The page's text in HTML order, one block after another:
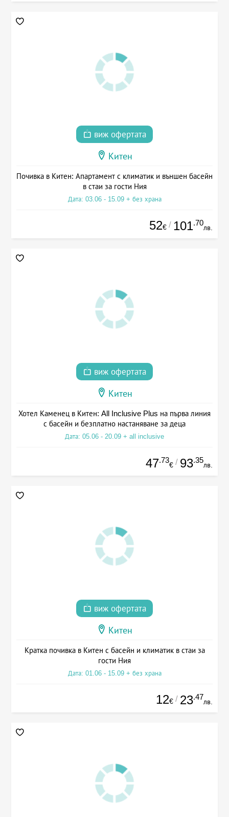
виж офертата
Китен
Почивка в Китен: Апартамент с климатик и външен басейн
в стаи за гости Ния
Дата: 03.06 - 15.09 + без храна
52€ / 101.70
лв.
виж офертата
Китен
Хотел Каменец в Китен: All Inclusive Plus на първа линия
с басейн и безплатно настаняване за деца
Дата: 05.06 - 20.09 + all inclusive
47.73
€ / 93.35
лв.
виж офертата
Китен
Кратка почивка в Китен с басейн и климатик в стаи за
гости Ния
Дата: 01.06 - 15.09 + без храна
12€ / 23.47
лв.